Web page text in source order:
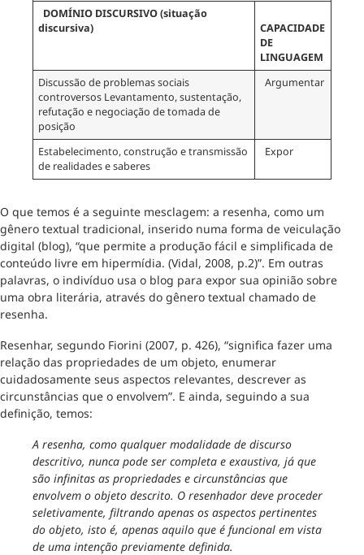
DOMÍNIO DISCURSIVO(situação
discursiva)
CAPACIDADE
DE
LINGUAGEM
Discussão de problemas sociais
controversos Levantamento, sustentação,
refutação e negociação de tomada de
posição
Argumentar
Estabelecimento, construção e transmissão
de realidades e saberes
Expor
O que temos é a seguinte mesclagem: a resenha, como um
gênero textual tradicional, inserido numa forma de veiculação
digital (blog), “que permite a produção fácil e simplificada de
conteúdo livre em hipermídia. (Vidal, 2008, p.2)”. Em outras
palavras, o indivíduo usa o blog para expor sua opinião sobre
uma obra literária, através do gênero textual chamado de
resenha.
Resenhar, segundo Fiorini (2007, p. 426), “significa fazer uma
relação das propriedades de um objeto, enumerar
cuidadosamente seus aspectos relevantes, descrever as
circunstâncias que o envolvem”. E ainda, seguindo a sua
definição, temos:
A resenha, como qualquer modalidade de discurso
descritivo, nunca pode ser completa e exaustiva, já que
são infinitas as propriedades e circunstâncias que
envolvem o objeto descrito. O resenhador deve proceder
seletivamente, filtrando apenas os aspectos pertinentes
do objeto, isto é, apenas aquilo que é funcional em vista
de uma intenção previamente definida.